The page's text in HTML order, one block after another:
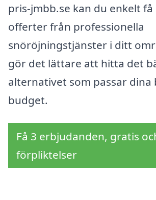
pris-jmbb.se kan du enkelt få
offerter från professionella
snöröjningstjänster i ditt
gör det lättare att hitta det
alternativet som passar dina
budget.
Få 3 erbjudanden, gratis
förpliktelser